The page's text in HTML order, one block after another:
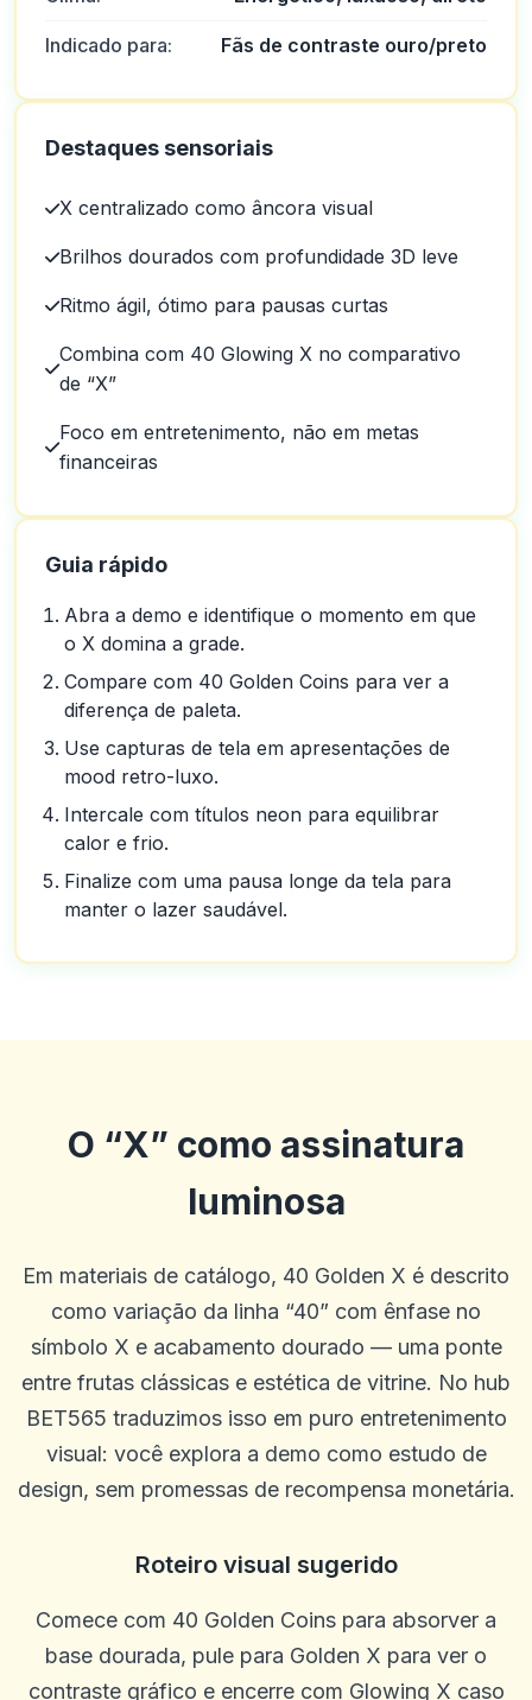
Indicado para: Fãs de contraste ouro/preto
Destaques sensoriais
X centralizado como âncora visual
Brilhos dourados com profundidade 3D leve
Ritmo ágil, ótimo para pausas curtas
Combina com 40 Glowing X no comparativo
de “X”
Foco em entretenimento, não em metas
financeiras
Guia rápido
Abra a demo e identifique o momento em que
o X domina a grade.
Compare com 40 Golden Coins para ver a
diferença de paleta.
Use capturas de tela em apresentações de
mood retro-luxo.
Intercale com títulos neon para equilibrar
calor e frio.
Finalize com uma pausa longe da tela para
manter o lazer saudável.
O “X” como assinatura
luminosa
Em materiais de catálogo, 40 Golden X é descrito
como variação da linha “40” com ênfase no
símbolo X e acabamento dourado — uma ponte
entre frutas clássicas e estética de vitrine. No hub
BET565 traduzimos isso em puro entretenimento
visual: você explora a demo como estudo de
design, sem promessas de recompensa monetária.
Roteiro visual sugerido
Comece com 40 Golden Coins para absorver a
base dourada, pule para Golden X para ver o
contraste gráfico e encerre com Glowing X caso